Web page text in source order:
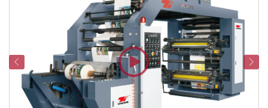
Pyetje të Shpeshta